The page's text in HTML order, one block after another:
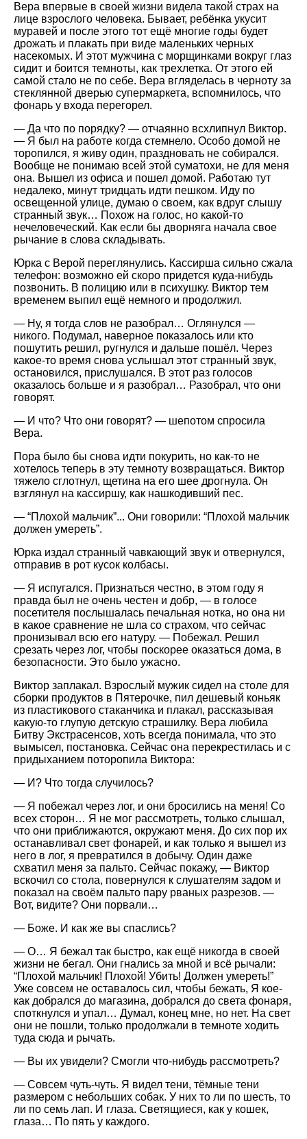
Вера впервые в своей жизни видела такой страх на
лице взрослого человека. Бывает, ребёнка укусит
муравей и после этого тот ещё многие годы будет
дрожать и плакать при виде маленьких черных
насекомых. И этот мужчина с морщинками вокруг глаз
сидит и боится темноты, как трехлетка. От этого ей
самой стало не по себе. Вера вгляделась в черноту за
стеклянной дверью супермаркета, вспомнилось, что
фонарь у входа перегорел.
— Да что по порядку? — отчаянно всхлипнул Виктор.
— Я был на работе когда стемнело. Особо домой не
торопился, я живу один, праздновать не собирался.
Вообще не понимаю всей этой суматохи, не для меня
она. Вышел из офиса и пошел домой. Работаю тут
недалеко, минут тридцать идти пешком. Иду по
освещенной улице, думаю о своем, как вдруг слышу
странный звук… Похож на голос, но какой-то
нечеловеческий. Как если бы дворняга начала свое
рычание в слова складывать.
Юрка с Верой переглянулись. Кассирша сильно сжала
телефон: возможно ей скоро придется куда-нибудь
позвонить. В полицию или в психушку. Виктор тем
временем выпил ещё немного и продолжил.
— Ну, я тогда слов не разобрал… Оглянулся —
никого. Подумал, наверное показалось или кто
пошутить решил, ругнулся и дальше пошёл. Через
какое-то время снова услышал этот странный звук,
остановился, прислушался. В этот раз голосов
оказалось больше и я разобрал… Разобрал, что они
говорят.
— И что? Что они говорят? — шепотом спросила
Вера.
Пора было бы снова идти покурить, но как-то не
хотелось теперь в эту темноту возвращаться. Виктор
тяжело сглотнул, щетина на его шее дрогнула. Он
взглянул на кассиршу, как нашкодивший пес.
— “Плохой мальчик”... Они говорили: “Плохой мальчик
должен умереть”.
Юрка издал странный чавкающий звук и отвернулся,
отправив в рот кусок колбасы.
— Я испугался. Признаться честно, в этом году я
правда был не очень честен и добр, — в голосе
посетителя послышалась печальная нотка, но она ни
в какое сравнение не шла со страхом, что сейчас
пронизывал всю его натуру. — Побежал. Решил
срезать через лог, чтобы поскорее оказаться дома, в
безопасности. Это было ужасно.
Виктор заплакал. Взрослый мужик сидел на столе для
сборки продуктов в Пятерочке, пил дешевый коньяк
из пластикового стаканчика и плакал, рассказывая
какую-то глупую детскую страшилку. Вера любила
Битву Экстрасенсов, хоть всегда понимала, что это
вымысел, постановка. Сейчас она перекрестилась и с
придыханием поторопила Виктора:
— И? Что тогда случилось?
— Я побежал через лог, и они бросились на меня! Со
всех сторон… Я не мог рассмотреть, только слышал,
что они приближаются, окружают меня. До сих пор их
останавливал свет фонарей, и как только я вышел из
него в лог, я превратился в добычу. Один даже
схватил меня за пальто. Сейчас покажу, — Виктор
вскочил со стола, повернулся к слушателям задом и
показал на своём пальто пару рваных разрезов. —
Вот, видите? Они порвали…
— Боже. И как же вы спаслись?
— О… Я бежал так быстро, как ещё никогда в своей
жизни не бегал. Они гнались за мной и всё рычали:
“Плохой мальчик! Плохой! Убить! Должен умереть!”
Уже совсем не оставалось сил, чтобы бежать, Я кое-
как добрался до магазина, добрался до света фонаря,
споткнулся и упал… Думал, конец мне, но нет. На свет
они не пошли, только продолжали в темноте ходить
туда сюда и рычать.
— Вы их увидели? Смогли что-нибудь рассмотреть?
— Совсем чуть-чуть. Я видел тени, тёмные тени
размером с небольших собак. У них то ли по шесть, то
ли по семь лап. И глаза. Светящиеся, как у кошек,
глаза… По пять у каждого.